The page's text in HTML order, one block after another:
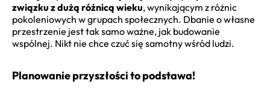
związku z dużą różnicą wieku, wynikającym z różnic
pokoleniowych w grupach społecznych. Dbanie o własne
przestrzenie jest tak samo ważne, jak budowanie
wspólnej. Nikt nie chce czuć się samotny wśród ludzi.
Planowanie przyszłości to podstawa!